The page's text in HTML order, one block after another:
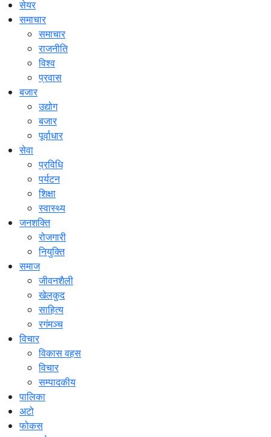
सेयर
समाचार
समाचार
राजनीति
विश्व
प्रवास
बजार
उद्योग
बजार
पूर्वाधार
सेवा
प्रविधि
पर्यटन
शिक्षा
स्वास्थ्य
जनशक्ति
रोजगारी
नियुक्ति
समाज
जीवनशैली
खेलकुद
साहित्य
रगंमञ्च
विचार
विकास वहस
विचार
सम्पादकीय
पालिका
अटो
फोकस